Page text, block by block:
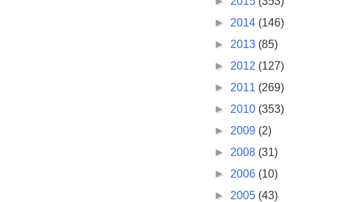
► 2014 (146)
► 2013 (85)
► 2012 (127)
► 2011 (269)
► 2010 (353)
► 2009 (2)
► 2008 (31)
► 2006 (10)
► 2005 (43)